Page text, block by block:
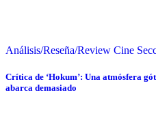
Análisis/Reseña/Review Cine
Crítica de ‘Hokum’: Una atmósfera
abarca demasiado